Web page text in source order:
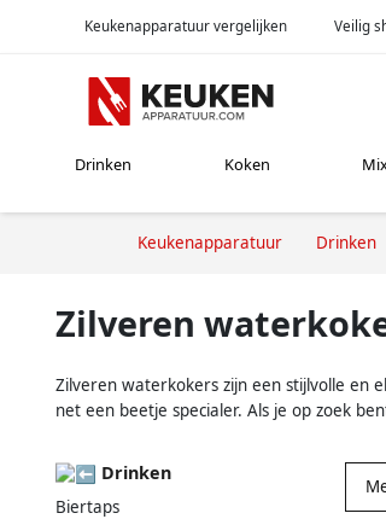
Keukenapparatuur vergelijken Veilig
Drinken Koken
Keukenapparatuur Drinken
Zilveren
Zilveren waterkokers zijn een stijlvolle en
net een beetje specialer. Als je op zoek
Drinken
Biertaps